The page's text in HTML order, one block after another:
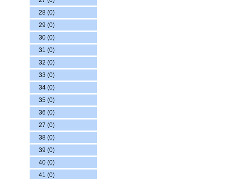
28 (0)
29 (0)
30 (0)
31 (0)
32 (0)
33 (0)
34 (0)
35 (0)
36 (0)
27 (0)
38 (0)
39 (0)
40 (0)
41 (0)